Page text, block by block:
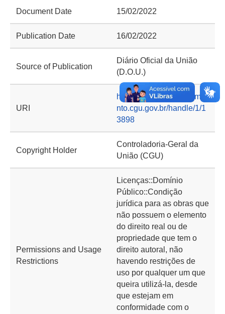
Document Date 15/02/2022
Publication Date 16/02/2022
Source of Publication
Diário Oficial da União
(D.O.U.)
URI
https://basedeconhecime
nto.cgu.gov.br/handle/1/1
3898
Copyright Holder
Controladoria-Geral da
União (CGU)
Permissions and Usage
Restrictions
Licenças::Domínio
Público::Condição
jurídica para as obras que
não possuem o elemento
do direito real ou de
propriedade que tem o
direito autoral, não
havendo restrições de
uso por qualquer um que
queira utilizá-la, desde
que estejam em
conformidade com o